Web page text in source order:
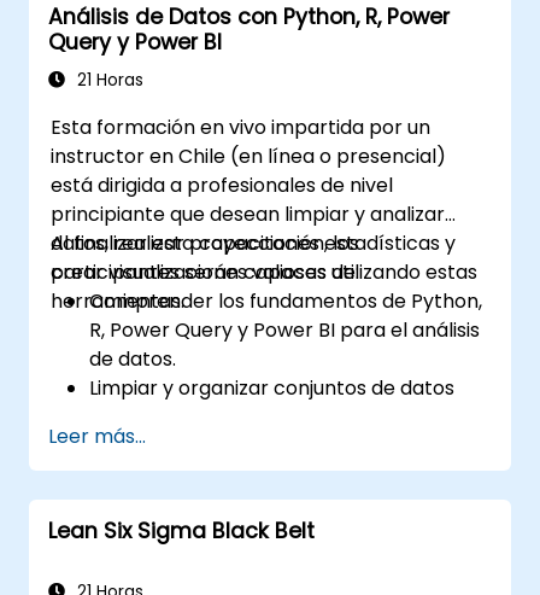
Análisis de Datos con Python, R, Power
Query y Power BI
21 Horas
Esta formación en vivo impartida por un
instructor en Chile (en línea o presencial)
está dirigida a profesionales de nivel
principiante que desean limpiar y analizar
datos, realizar proyecciones estadísticas y
crear visualizaciones valiosas utilizando estas
herramientas.
Al finalizar esta capacitación, los
participantes serán capaces de:
Comprender los fundamentos de Python,
R, Power Query y Power BI para el análisis
de datos.
Limpiar y organizar conjuntos de datos
Ejecutar análisis estadístico y
proyecciones con R.
Crear dashboards profesionales e
informes con Power BI.
Leer más...
Lean Six Sigma Black Belt